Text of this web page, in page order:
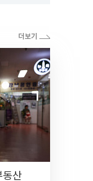
산